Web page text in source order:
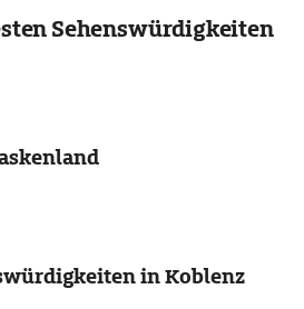
Sehenswürdigkeiten
in Koblenz